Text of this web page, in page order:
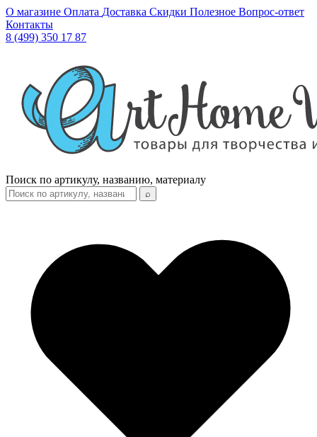
О магазине Оплата Доставка Скидки Полезное Вопрос-ответ
Контакты
8 (499) 350 17 87
Поиск по артикулу, названию, материалу
⌕